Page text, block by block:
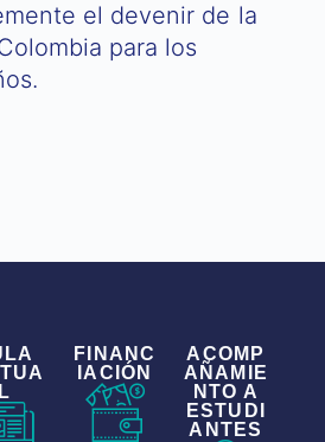
el devenir de la
para los
L
FINANC
IACIÓN
ACOMP
AÑAMIE
NTO A
ESTUDI
ANTES